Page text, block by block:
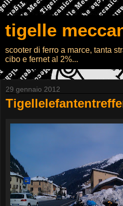
tigelle
scooter di ferro a marce, tanta
cibo e fernet al 2%...
29 gennaio 2012